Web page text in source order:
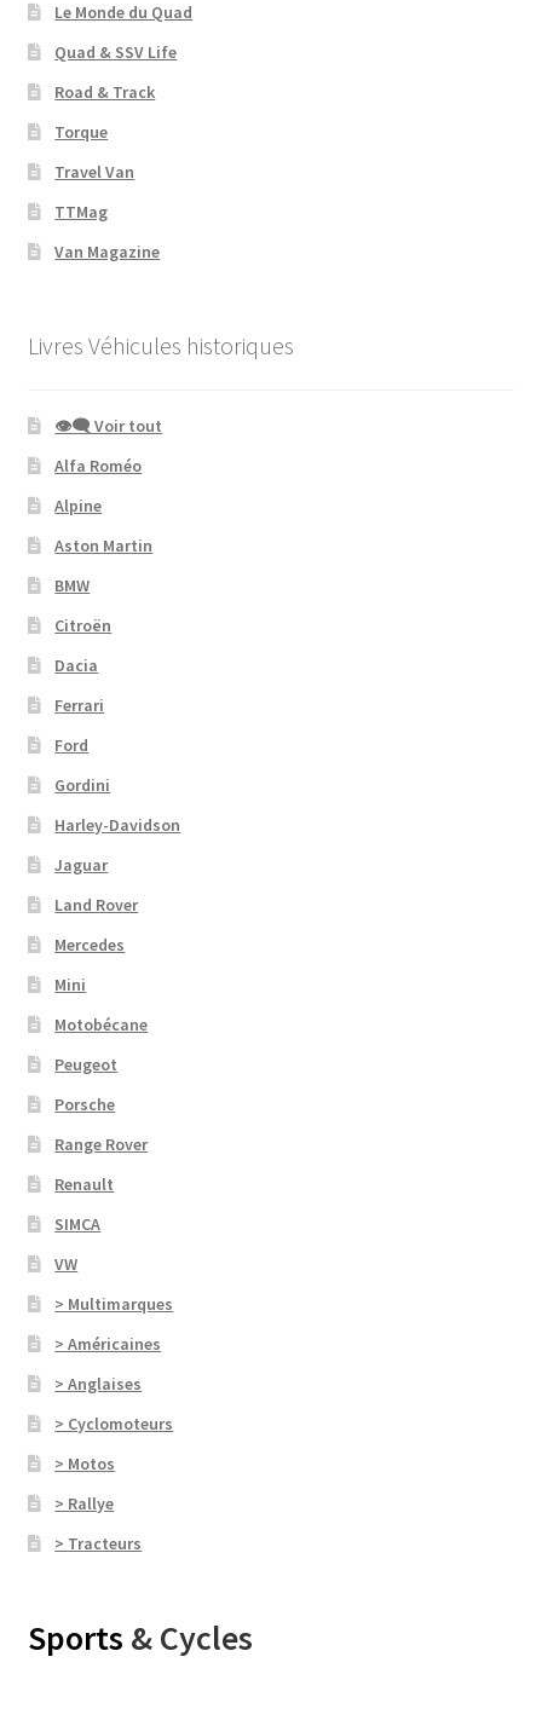
Le Monde du Quad
Quad & SSV Life
Road & Track
Torque
Travel Van
TTMag
Van Magazine
Livres Véhicules historiques
👁‍🗨 Voir tout
Alfa Roméo
Alpine
Aston Martin
BMW
Citroën
Dacia
Ferrari
Ford
Gordini
Harley-Davidson
Jaguar
Land Rover
Mercedes
Mini
Motobécane
Peugeot
Porsche
Range Rover
Renault
SIMCA
VW
> Multimarques
> Américaines
> Anglaises
> Cyclomoteurs
> Motos
> Rallye
> Tracteurs
Sports & Cycles